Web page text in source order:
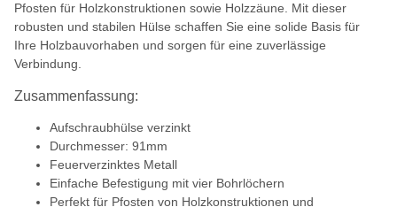
Pfosten für Holzkonstruktionen sowie Holzzäune. Mit dieser
robusten und stabilen Hülse schaffen Sie eine solide Basis für
Ihre Holzbauvorhaben und sorgen für eine zuverlässige
Verbindung.
Zusammenfassung:
Aufschraubhülse verzinkt
Durchmesser: 91mm
Feuerverzinktes Metall
Einfache Befestigung mit vier Bohrlöchern
Perfekt für Pfosten von Holzkonstruktionen und